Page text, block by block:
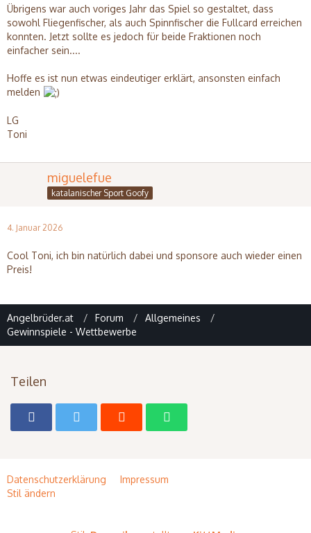
Angelbrüder.at Forum
Allgemeines
Gewinnspiele - Wettbewerbe
Übrigens war auch voriges Jahr das Spiel so gestaltet, dass
sowohl Fliegenfischer, als auch Spinnfischer die Fullcard erreichen
konnten. Jetzt sollte es jedoch für beide Fraktionen noch
einfacher sein....
Hoffe es ist nun etwas eindeutiger erklärt, ansonsten einfach
melden
LG
Toni
miguelefue
katalanischer Sport Goofy
4. Januar 2026
Cool Toni, ich bin natürlich dabei und sponsore auch wieder einen
Preis!
Teilen
Stil ändern
Datenschutzerklärung Impressum